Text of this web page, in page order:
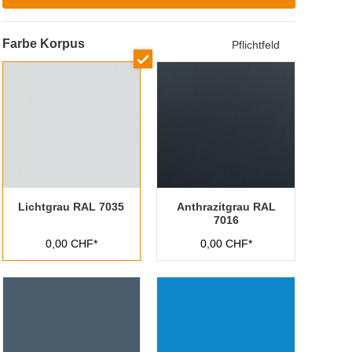
Farbe Korpus Pflichtfeld
Lichtgrau RAL 7035
0,00 CHF*
Anthrazitgrau RAL
7016
0,00 CHF*